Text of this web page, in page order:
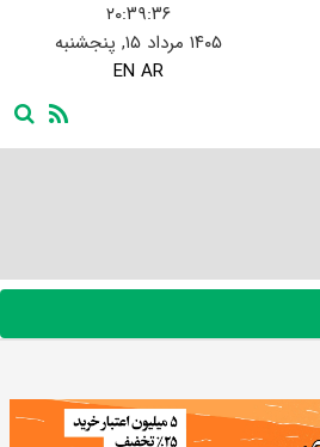
۲۰:۳۹:۳۷
۱۴۰۵ مرداد ۱۵, پنجشنبه
EN AR